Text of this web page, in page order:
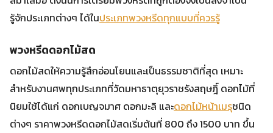
รู้จักประเภทต่างๆ ได้ในประเภทพวงหรีดทุกแบบที่ควรรู้
พวงหรีดดอกไม้สด
ดอกไม้สดให้ความรู้สึกอ่อนโยนและเป็นธรรมชาติที่สุด เหมาะ
สำหรับงานศพทุกประเภทที่วัดมหาธาตุยุวราชรังสฤษฎิ์ ดอกไม้ที่
นิยมใช้ได้แก่ ดอกเบญจมาศ ดอกมะลิ และดอกไม้หน้าเมรุชนิด
ต่างๆ ราคาพวงหรีดดอกไม้สดเริ่มต้นที่ 800 ถึง 1500 บาท ขึ้น